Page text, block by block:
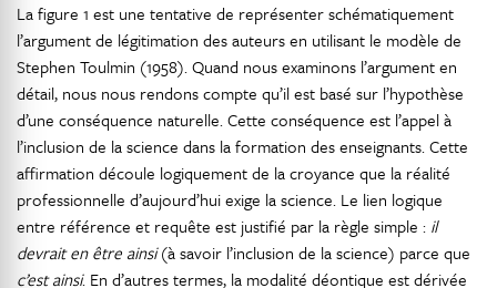
La figure 1 est une tentative de représenter schématiquement
l’argument de légitimation des auteurs en utilisant le modèle de
Stephen Toulmin (1958). Quand nous examinons l’argument en
détail, nous nous rendons compte qu’il est basé sur l’hypothèse
d’une conséquence naturelle. Cette conséquence est l’appel à
l’inclusion de la science dans la formation des enseignants. Cette
affirmation découle logiquement de la croyance que la réalité
professionnelle d’aujourd’hui exige la science. Le lien logique
entre référence et requête est justifié par la règle simple : il
devrait en être ainsi(à savoir l’inclusion de la science) parce que
c’est ainsi. En d’autres termes, la modalité déontique est dérivée